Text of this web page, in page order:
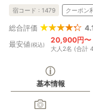
宿コード : 1479 クーポン
総合評価
最安値(税込)
20,900円〜
大人2名 (合計
基本情報